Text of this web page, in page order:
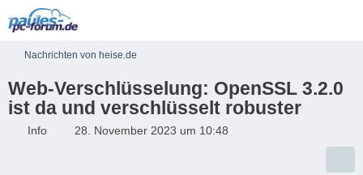
Nachrichten von heise.de
Web-Verschlüsselung: OpenSSL 3.2.0
ist da und verschlüsselt robuster
Info 28. November 2023 um 10:48